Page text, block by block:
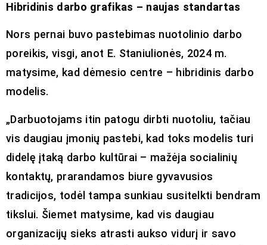
Hibridinis darbo grafikas – naujas standartas
Nors pernai buvo pastebimas nuotolinio darbo
poreikis, visgi, anot E. Staniulionės, 2024 m.
matysime, kad dėmesio centre – hibridinis darbo
modelis.
„Darbuotojams itin patogu dirbti nuotoliu, tačiau
vis daugiau įmonių pastebi, kad toks modelis turi
didelę įtaką darbo kultūrai – mažėja socialinių
kontaktų, prarandamos biure gyvavusios
tradicijos, todėl tampa sunkiau susitelkti bendram
tikslui. Šiemet matysime, kad vis daugiau
organizacijų sieks atrasti aukso vidurį ir savo